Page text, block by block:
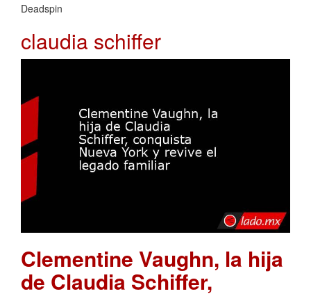
Deadspin
claudia schiffer
Clementine Vaughn, la hija
de Claudia Schiffer,